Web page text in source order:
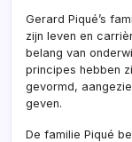
Gerard Piqué’s
zijn leven en
belang van
principes hebben
gevormd,
geven.
De familie Piqué